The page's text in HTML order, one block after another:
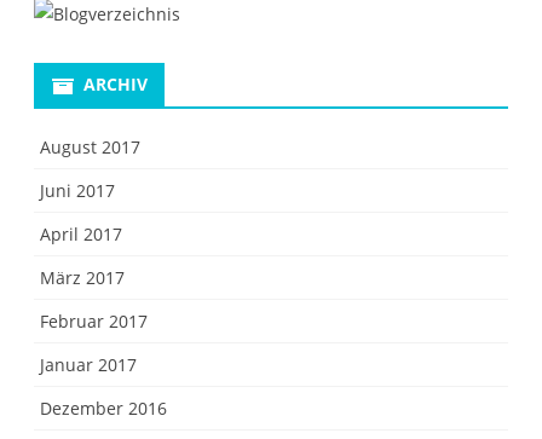
ARCHIV
August 2017
Juni 2017
April 2017
März 2017
Februar 2017
Januar 2017
Dezember 2016